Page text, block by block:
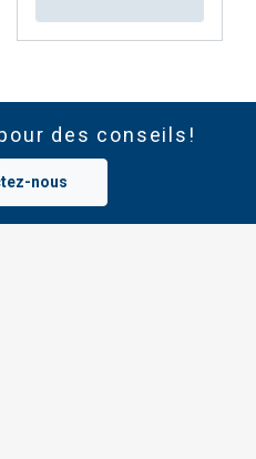
des conseils!
nous